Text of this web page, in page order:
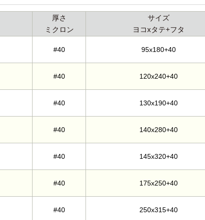
厚さ
ミクロン
サイズ
ヨコxタテ+フタ
#40 95x180+40
#40 120x240+40
#40 130x190+40
#40 140x280+40
#40 145x320+40
#40 175x250+40
#40 250x315+40